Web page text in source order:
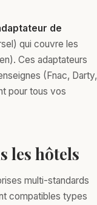
de
qui couvre les
Ces adaptateurs
(Fnac, Darty,
pour tous vos
les hôtels
multi-standards
compatibles types